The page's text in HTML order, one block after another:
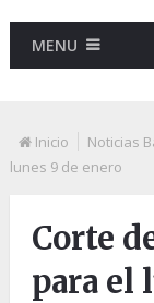
MENU
Inicio Noticias
lunes 9 de enero
Corte
para el